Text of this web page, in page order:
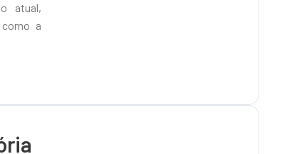
atual,
como a